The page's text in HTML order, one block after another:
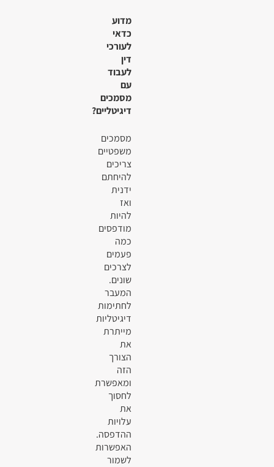
מדוע
כדאי
לעורכי
דין
לעבוד
עם
מסמכים
דיגיטליים?
מסמכים
משפטיים
צריכים
להיחתם
ידנית
ואז
להיות
מודפסים
כמה
פעמים
לצרכים
שונים.
המעבר
לחתימות
דיגיטליות
מייתרת
את
הצורך
הזה
ומאפשרת
לחסוך
את
עלויות
ההדפסה.
האפשרות
לשמור